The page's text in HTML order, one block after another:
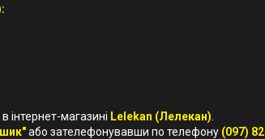
в інтернет-магазині Lelekan (Лелекан)
або зателефонувавши по телефону (097)